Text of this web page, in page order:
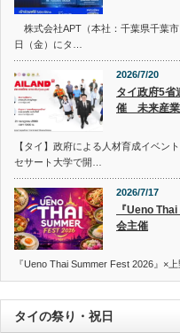
株式会社APT（本社：千葉県千葉
日（金）にタ…
2026/7/20
タイ政府5省
催 未来産業
【タイ】政府による人材育成イベン
セサート大学で開…
2026/7/17
『Ueno
会主催
『Ueno Thai Summer Fest 2026』×
タイの祭り・祝日